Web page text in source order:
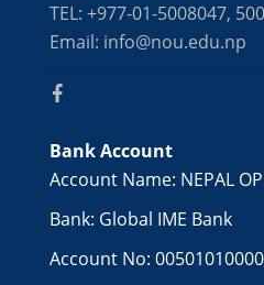
TEL: +977-01-5008047,
Email: info@nou.edu.np
Bank Account
Account Name: NEPAL
Bank: Global IME Bank
Account No: